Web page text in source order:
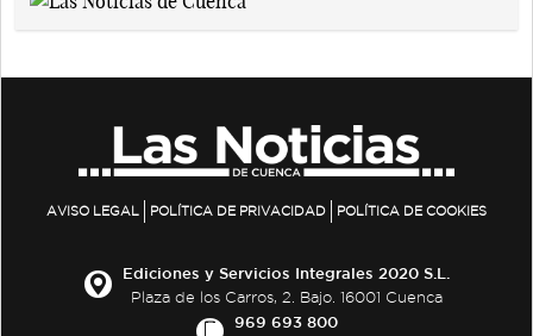
AVISO LEGAL POLÍTICA DE PRIVACIDAD POLÍTICA DE COOKIES
Ediciones y Servicios Integrales 2020 S.L.
Plaza de los Carros, 2. Bajo. 16001 Cuenca
969 693 800